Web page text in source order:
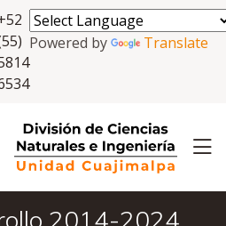
Powered by Translate
2014-2024